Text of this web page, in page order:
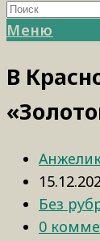
Меню
В
Без
0